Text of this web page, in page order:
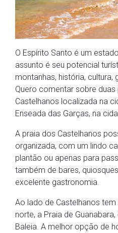
O Espírito Santo é um
assunto é seu potencial
montanhas, história, cultura,
Quero comentar sobre
Castelhanos localizada na
Enseada das Garças, na
A praia dos Castelhanos
organizada, com um lindo
plantão ou apenas para
também de bares,
excelente gastronomia.
Ao lado de Castelhanos
norte, a Praia de
Baleia. A melhor opção de